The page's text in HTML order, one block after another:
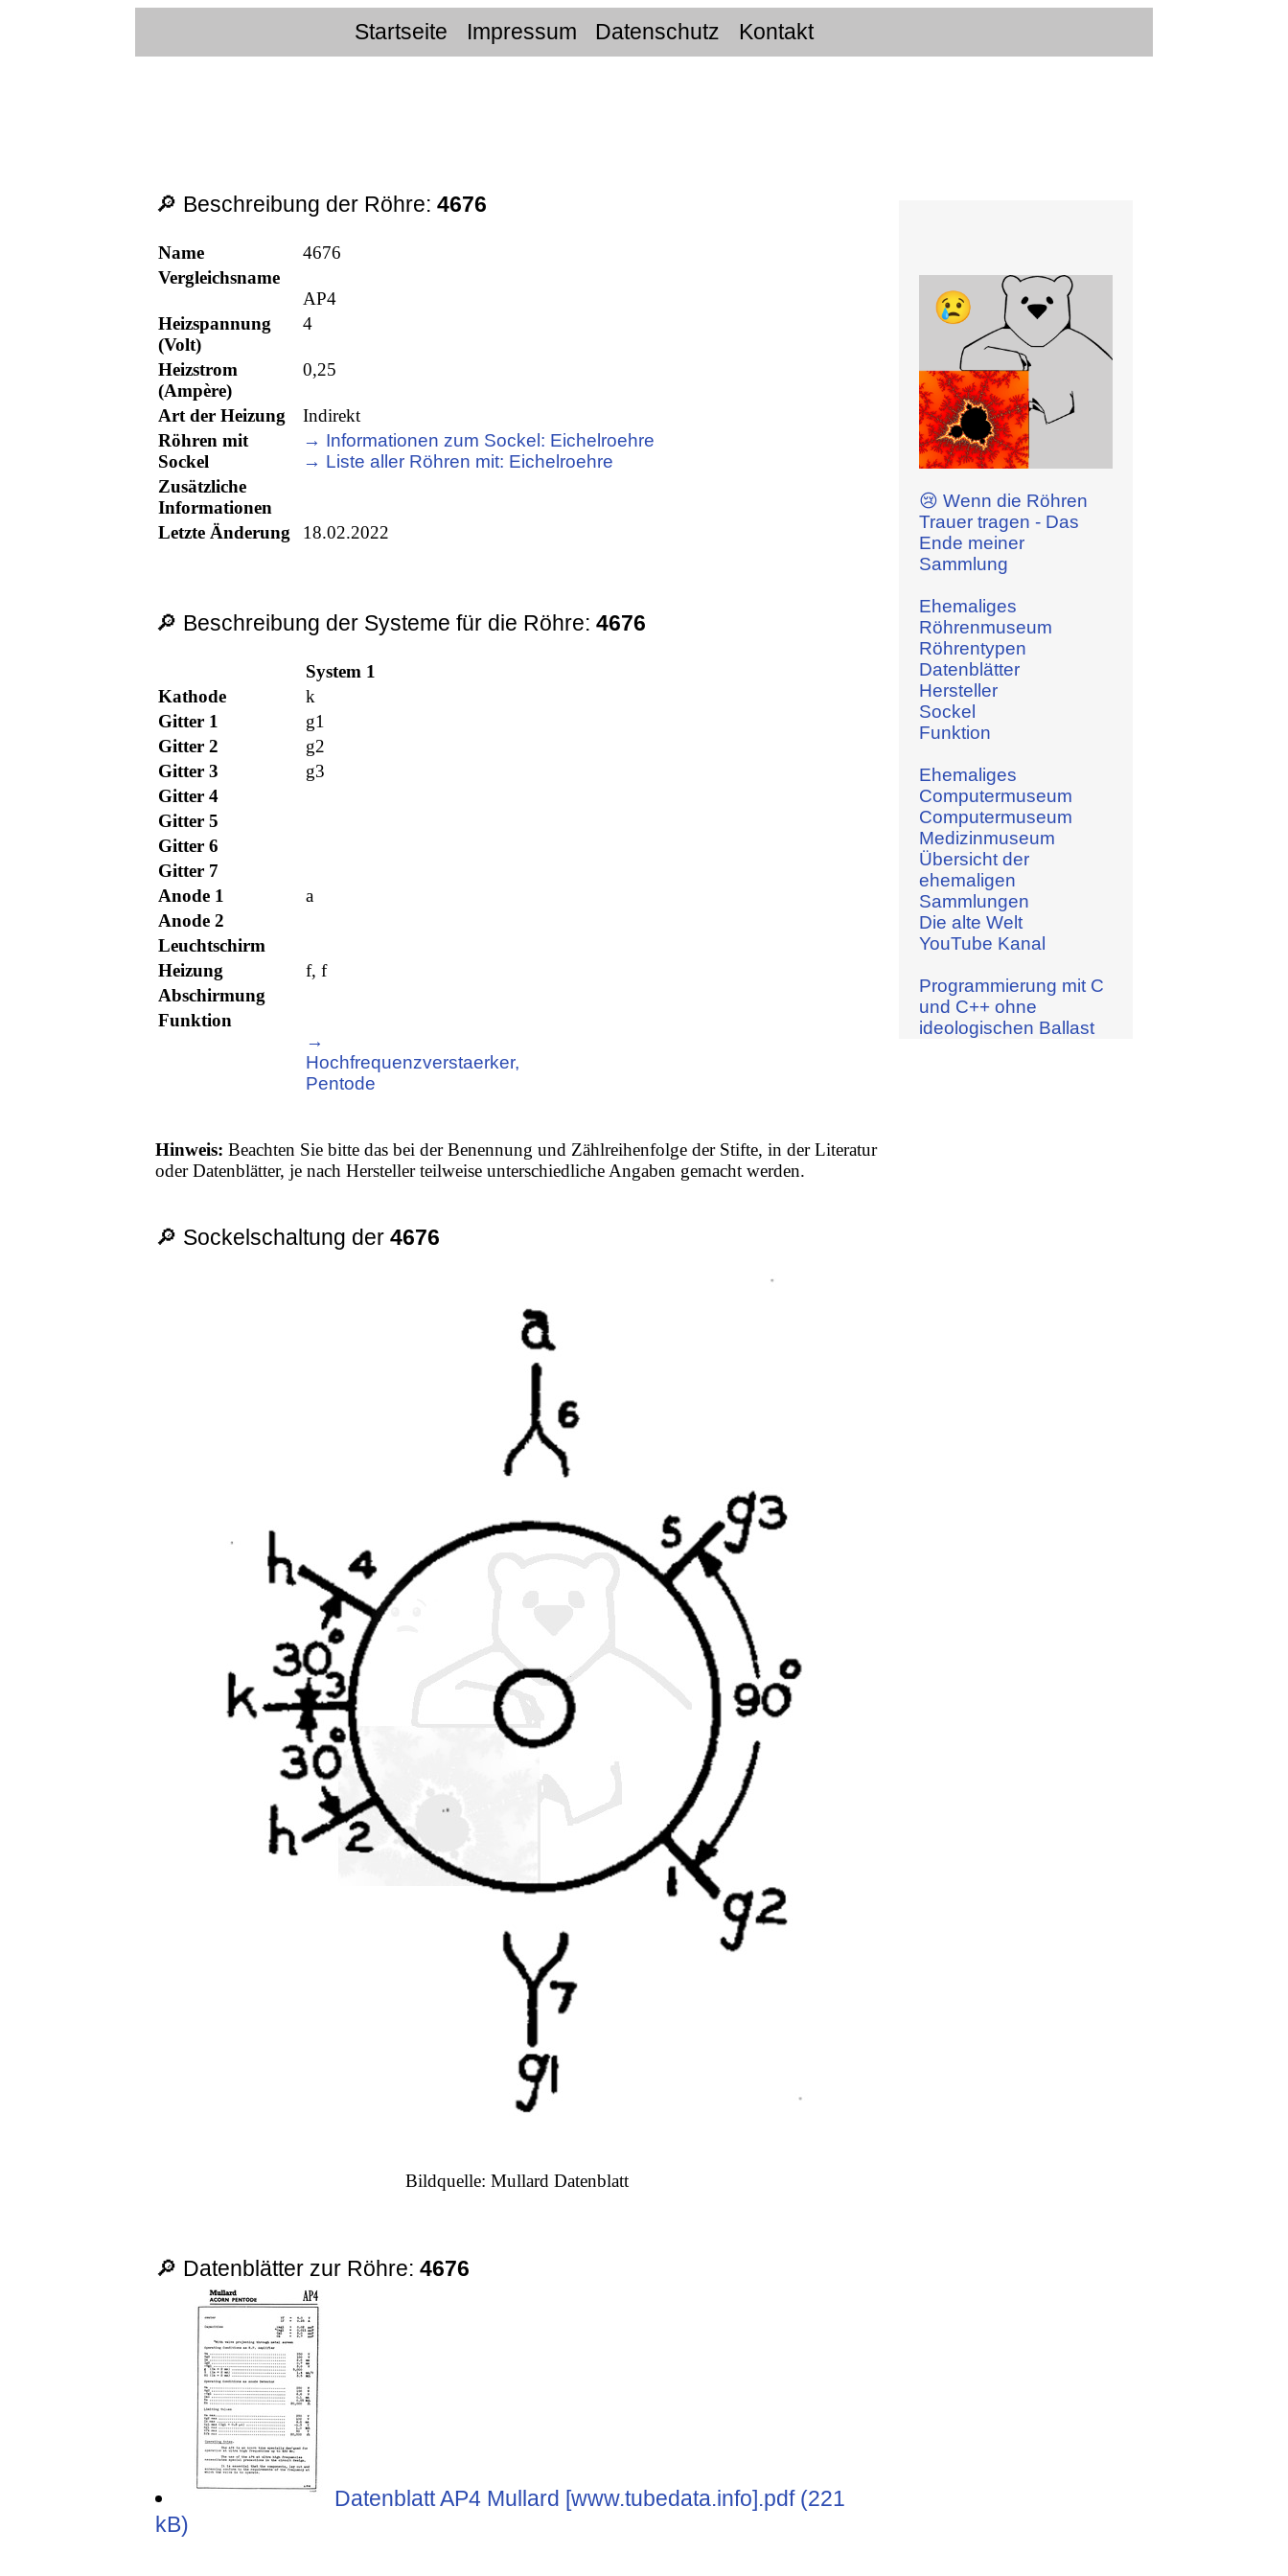
Startseite Impressum Datenschutz Kontakt
🔎 Beschreibung der Röhre:4676
Name
4676
Vergleichsname
AP4
Heizspannung
(Volt)
4
Heizstrom
(Ampère)
0,25
Art der Heizung
Indirekt
Röhren mit
Sockel
→ Informationen zum Sockel: Eichelroehre
→ Liste aller Röhren mit: Eichelroehre
Zusätzliche
Informationen
Letzte Änderung
18.02.2022
🔎 Beschreibung der Systeme für die Röhre:4676
System 1
Kathode
k
Gitter 1
g1
Gitter 2
g2
Gitter 3
g3
Gitter 4
Gitter 5
Gitter 6
Gitter 7
Anode 1
a
Anode 2
Leuchtschirm
Heizung
f, f
Abschirmung
Funktion
→
Hochfrequenzverstaerker,
Pentode
Hinweis: Beachten Sie bitte das bei der Benennung und Zählreihenfolge der Stifte, in der Literatur
oder Datenblätter, je nach Hersteller teilweise unterschiedliche Angaben gemacht werden.
🔎 Sockelschaltung der4676
Bildquelle: Mullard Datenblatt
🔎 Datenblätter zur Röhre:4676
Datenblatt AP4 Mullard [www.tubedata.info].pdf (221
kB)
😢 Wenn die Röhren
Trauer tragen - Das
Ende meiner
Sammlung
Ehemaliges
Röhrenmuseum
Röhrentypen
Datenblätter
Hersteller
Sockel
Funktion
Ehemaliges
Computermuseum
Computermuseum
Medizinmuseum
Übersicht der
ehemaligen
Sammlungen
Die alte Welt
YouTube Kanal
Programmierung mit C
und C++ ohne
ideologischen Ballast